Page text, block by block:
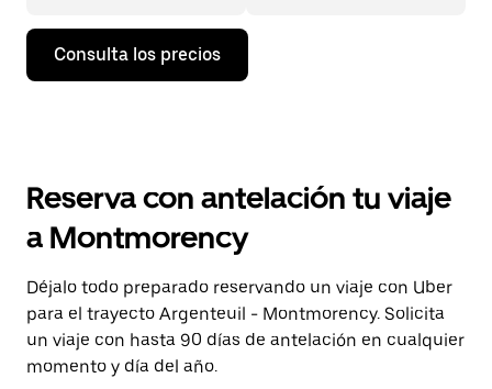
Pulsa
flecha
calendario
seleccionar
fecha.
Pulsa
el
botón
de
escape
Consulta los precios
Reserva con antelación tu viaje
a Montmorency
Déjalo todo preparado reservando un viaje con Uber
para el trayecto Argenteuil - Montmorency. Solicita
un viaje con hasta 90 días de antelación en cualquier
momento y día del año.